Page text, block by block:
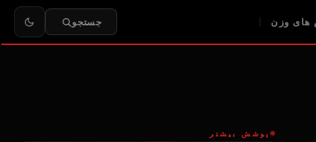
های وزن جستجو
پوشش بیشتر